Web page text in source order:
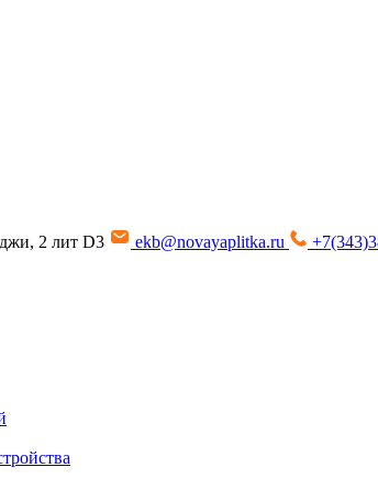
2 лит D3 ekb@novayaplitka.ru